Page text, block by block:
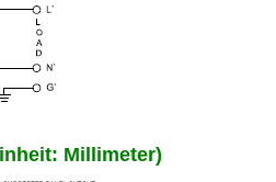
Millimeter)